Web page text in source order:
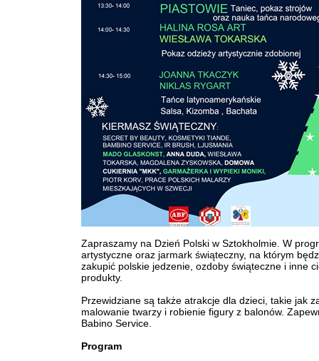
Zapraszamy na Dzień Polski w Sztokholmie. W
artystyczne oraz jarmark świąteczny, na którym
zakupić polskie jedzenie, ozdoby świąteczne i inne
produkty.
Przewidziane są także atrakcje dla dzieci, takie jak
malowanie twarzy i robienie figury z balonów.
Babino Service.
Program